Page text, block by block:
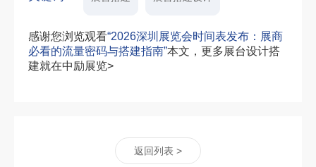
感谢您浏览观看“2026深圳展览会时间表发布：展商
必看的流量密码与搭建指南”本文，更多展台设计搭
建就在中励展览>
返回列表 >